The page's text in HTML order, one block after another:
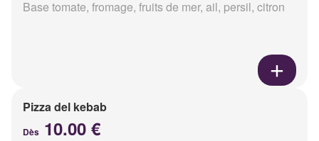
Base tomate, fromage, fruits de mer, ail, persil, citron
Pizza del kebab
Dès 10.00 €